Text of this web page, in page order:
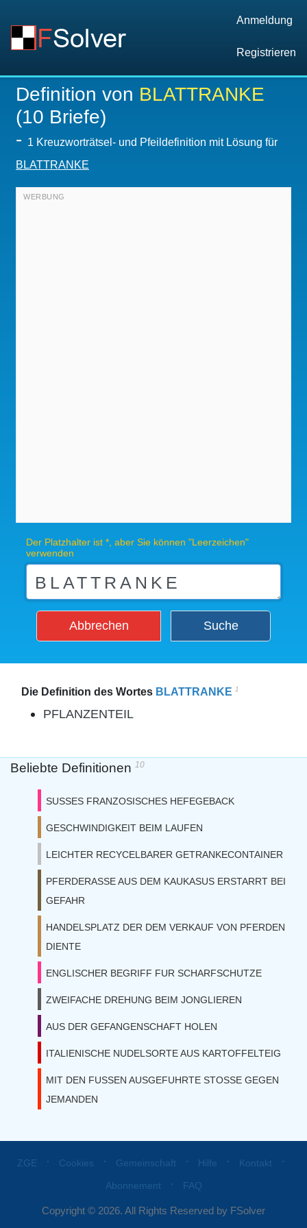
Anmeldung
Registrieren
Definition von BLATTRANKE
(10 Briefe)
- 1 Kreuzworträtsel- und Pfeildefinition mit Lösung für
BLATTRANKE
Der Platzhalter ist *, aber Sie können "Leerzeichen"
verwenden
Abbrechen Suche
Die Definition des Wortes BLATTRANKE 1
PFLANZENTEIL
Beliebte Definitionen 10
SUSSES FRANZOSISCHES HEFEGEBACK
GESCHWINDIGKEIT BEIM LAUFEN
LEICHTER RECYCELBARER GETRANKECONTAINER
PFERDERASSE AUS DEM KAUKASUS ERSTARRT BEI
GEFAHR
HANDELSPLATZ DER DEM VERKAUF VON PFERDEN
DIENTE
ENGLISCHER BEGRIFF FUR SCHARFSCHUTZE
ZWEIFACHE DREHUNG BEIM JONGLIEREN
AUS DER GEFANGENSCHAFT HOLEN
ITALIENISCHE NUDELSORTE AUS KARTOFFELTEIG
MIT DEN FUSSEN AUSGEFUHRTE STOSSE GEGEN
JEMANDEN
ZGE ⋅ Cookies ⋅ Gemeinschaft ⋅ Hilfe ⋅ Kontakt ⋅
Abonnement ⋅ FAQ
Copyright © 2026. All Rights Reserved by FSolver